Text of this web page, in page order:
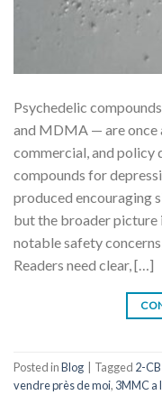
Psychedelic
and MDMA — are once
commercial, and policy
compounds for
produced encouraging
but the broader picture
notable safety
Readers need clear, […]
Posted inBlog Tagged 2-
vendre près de moi, 3MMC a